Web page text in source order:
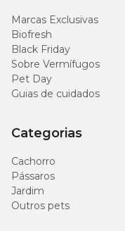
Marcas Exclusivas
Biofresh
Black Friday
Sobre Vermífugos
Pet Day
Guias de cuidados
Categorias
Cachorro
Pássaros
Jardim
Outros pets